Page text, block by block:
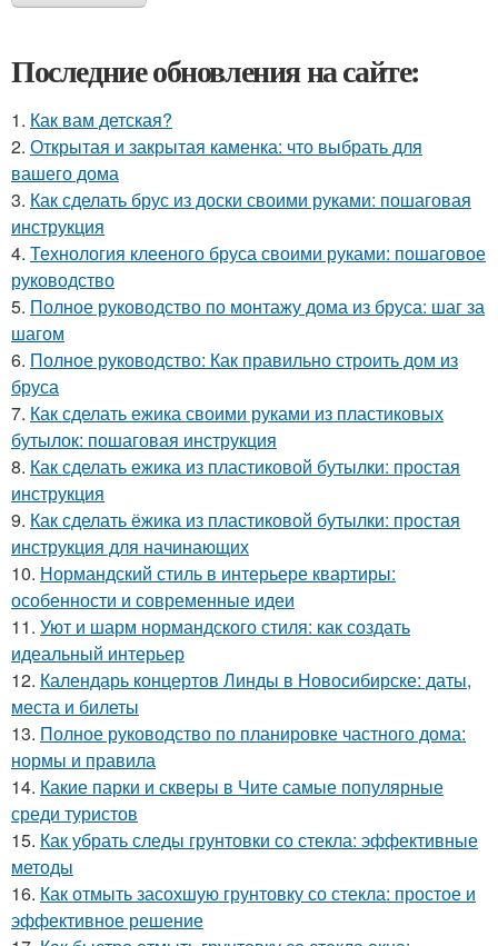
Последние обновления на сайте:
1. Как вам детская?
2. Открытая и закрытая каменка: что выбрать для
вашего дома
3. Как сделать брус из доски своими руками: пошаговая
инструкция
4. Технология клееного бруса своими руками: пошаговое
руководство
5. Полное руководство по монтажу дома из бруса: шаг за
шагом
6. Полное руководство: Как правильно строить дом из
бруса
7. Как сделать ежика своими руками из пластиковых
бутылок: пошаговая инструкция
8. Как сделать ежика из пластиковой бутылки: простая
инструкция
9. Как сделать ёжика из пластиковой бутылки: простая
инструкция для начинающих
10. Нормандский стиль в интерьере квартиры:
особенности и современные идеи
11. Уют и шарм нормандского стиля: как создать
идеальный интерьер
12. Календарь концертов Линды в Новосибирске: даты,
места и билеты
13. Полное руководство по планировке частного дома:
нормы и правила
14. Какие парки и скверы в Чите самые популярные
среди туристов
15. Как убрать следы грунтовки со стекла: эффективные
методы
16. Как отмыть засохшую грунтовку со стекла: простое и
эффективное решение